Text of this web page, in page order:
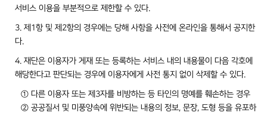
서비스 이용을 부분적으로 제한할 수 있다.
3. 제1항 및 제2항의 경우에는 당해 사항을 사전에 온라인을 통해서 공지한
다.
4. 재단은 이용자가 게재 또는 등록하는 서비스 내의 내용물이 다음 각호에
해당한다고 판단되는 경우에 이용자에게 사전 통지 없이 삭제할 수 있다.
① 다른 이용자 또는 제3자를 비방하는 등 타인의 명예를 훼손하는 경우
② 공공질서 및 미풍양속에 위반되는 내용의 정보, 문장, 도형 등을 유포하